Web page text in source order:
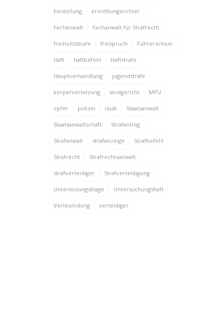
Einstellung ermittlungsrichter
Fachanwalt Fachanwalt für Strafrecht
freiheitsstrafe freispruch Führerschein
Haft haftbefehl Haftstrafe
Hauptverhandlung jugendstrafe
körperverletzung landgericht MPU
opfer polizei raub Staatsanwalt
Staatsanwaltschaft Strafantrag
Strafanwalt strafanzeige Strafbefehl
Strafrecht Strafrechtsanwalt
strafverteidiger Strafverteidigung
Unterlassungsklage Untersuchungshaft
Verleumdung verteidiger